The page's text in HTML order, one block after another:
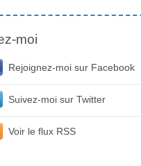
moi
Rejoignez-moi sur Facebook
Suivez-moi sur Twitter
Voir le flux RSS